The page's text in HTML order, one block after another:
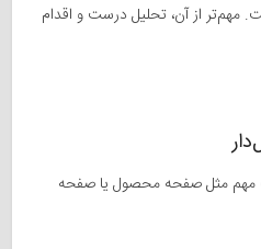
مهم‌تر از آن، تحلیل درست و اقدام
مثل صفحه محصول یا صفحه